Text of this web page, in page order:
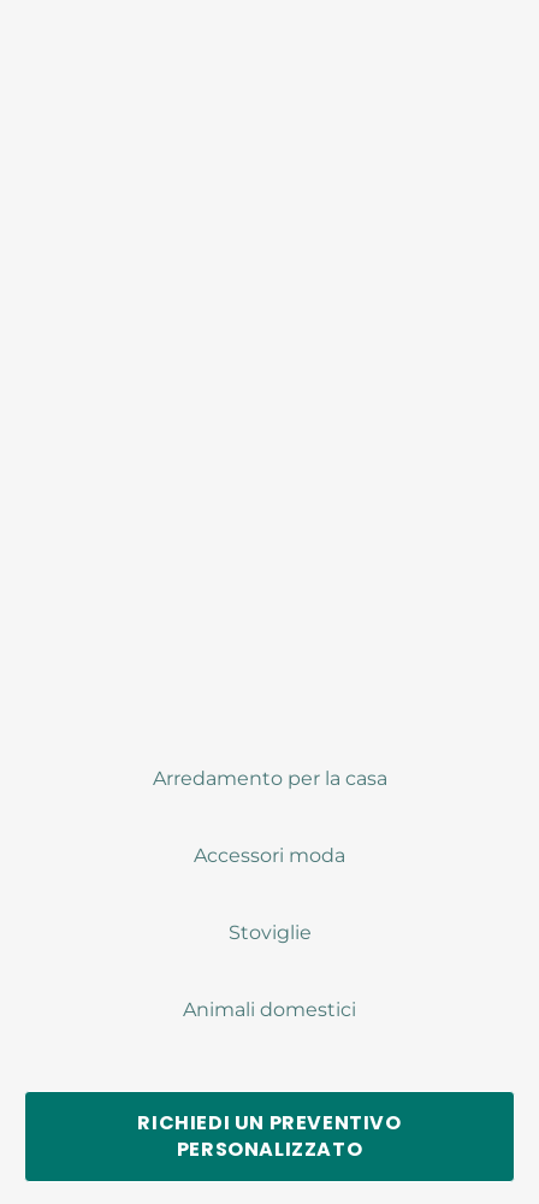
Arredamento per la casa
Accessori moda
Stoviglie
Animali domestici
RICHIEDI UN PREVENTIVO
PERSONALIZZATO